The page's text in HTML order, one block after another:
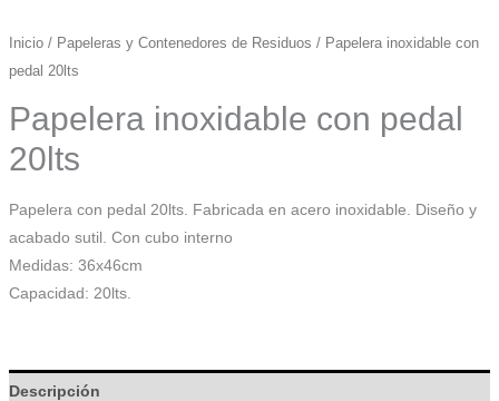
Inicio/ Papeleras y Contenedores de Residuos / Papelera inoxidable con
pedal 20lts
Papelera inoxidable con pedal
20lts
Papelera con pedal 20lts. Fabricada en acero inoxidable. Diseño y
acabado sutil. Con cubo interno
Medidas: 36x46cm
Capacidad: 20lts.
Descripción